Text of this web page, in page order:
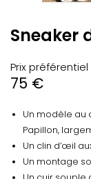
Sneaker
Prix préférentiel
75 €
Un modèle au
Papillon,
Un clin d’œil
Un montage